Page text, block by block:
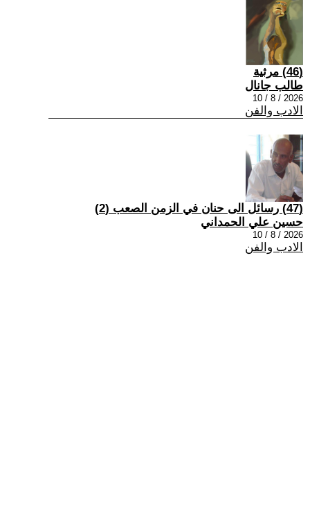
(46) مرثية
طالب جانال
2026 / 8 / 10
الادب والفن
(47) رسائل الى حنان في الزمن الصعب (2)
حسين علي الحمداني
2026 / 8 / 10
الادب والفن